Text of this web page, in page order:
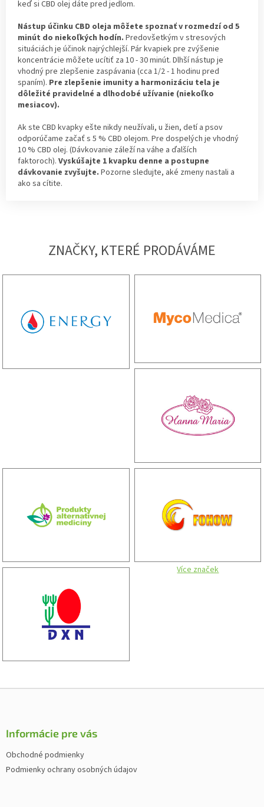
keď si CBD olej dáte pred jedlom.
Nástup účinku CBD oleja môžete spoznať v rozmedzí od 5
minút do niekoľkých hodín. Predovšetkým v stresových
situáciách je účinok najrýchlejší. Pár kvapiek pre zvýšenie
koncentrácie môžete ucítiť za 10 - 30 minút. Dlhší nástup je
vhodný pre zlepšenie zaspávania (cca 1/2 - 1 hodinu pred
spaním). Pre zlepšenie imunity a harmonizáciu tela je
dôležité pravidelné a dlhodobé užívanie (niekoľko
mesiacov).
Ak ste CBD kvapky ešte nikdy neužívali, u žien, detí a psov
odporúčame začať s 5 % CBD olejom. Pre dospelých je vhodný
10 % CBD olej. (Dávkovanie záleží na váhe a ďalších
faktoroch). Vyskúšajte 1 kvapku denne a postupne
dávkovanie zvyšujte. Pozorne sledujte, aké zmeny nastali a
ako sa cítite.
ZNAČKY, KTERÉ PRODÁVÁME
Více značek
Z
Informácie pre vás
Obchodné podmienky
Podmienky ochrany osobných údajov